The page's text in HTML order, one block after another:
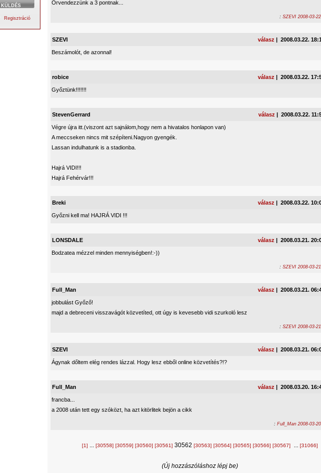
Regisztráció
Örvendezzünk a 3 pontnak...
: SZEVI 2008-03-
SZEVI válasz | 2008.03.22.
Beszámolót, de azonnal!
robice válasz | 2008.03.22.
Győztünk!!!!!!!
StevenGerrard válasz | 2008.03.22.
Végre újra itt.(viszont azt sajnálom,hogy nem a hivatalos honlapon van)
A meccseken nincs mit szépíteni.Nagyon gyengék.
Lassan indulhatunk is a stadionba.
Hajrá VIDI!!!
Hajrá Fehérvár!!!
Breki válasz | 2008.03.22.
Győzni kell ma! HAJRÁ VIDI !!!
LONSDALE válasz | 2008.03.21.
Bodzatea mézzel minden mennyiségben!:-))
: SZEVI 2008-03-
Full_Man válasz | 2008.03.21.
jobbulást Győző!
majd a debreceni visszavágót közvetíted, ott úgy is kevesebb vidi szurkoló lesz
: SZEVI 2008-03-
SZEVI válasz | 2008.03.21.
Ágynak dőltem elég rendes lázzal. Hogy lesz ebből online közvetítés?!?
Full_Man válasz | 2008.03.20.
francba...
a 2008 után tett egy szóközt, ha azt kitörlitek bejön a cikk
: Full_Man 2008-03-
[1] ... [30558] [30559] [30560] [30561] 30562 [30563] [30564] [30565] [30566] [30567] ... [31066]
(Új hozzászóláshoz lépj be)